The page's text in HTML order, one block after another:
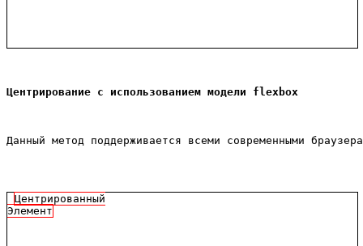
Центрирование с использованием модели flexbox
Данный метод поддерживается всеми современными
Центрированный
Элемент